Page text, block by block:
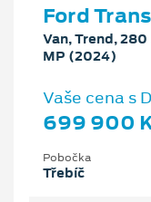
Ford
Van, Trend,
MP (2024)
Vaše cena s
699 900
Pobočka
Třebíč